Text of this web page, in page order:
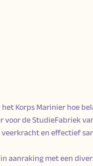
Korps Marinier hoe
de StudieFabriek
en effectief
aanraking met een